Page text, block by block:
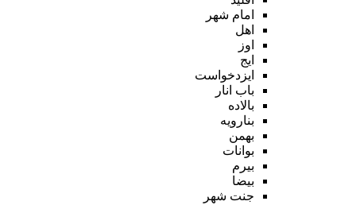
امام شهر
اهل
اوز
ایج
ایزدخواست
باب انار
بالاده
بنارویه
بهمن
بوانات
بیرم
بیضا
جنت شهر